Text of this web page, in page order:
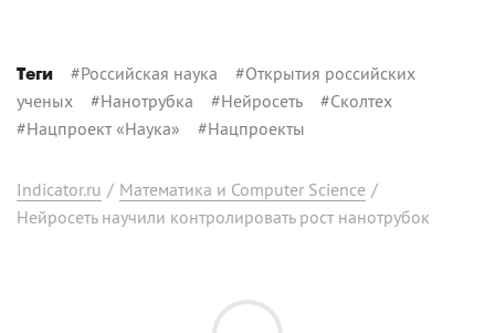
Теги #Российская наука #Открытия российских
ученых #Нанотрубка #Нейросеть #Сколтех
#Нацпроект «Наука» #Нацпроекты
Indicator.ru / Математика и Computer Science /
Нейросеть научили контролировать рост нанотрубок